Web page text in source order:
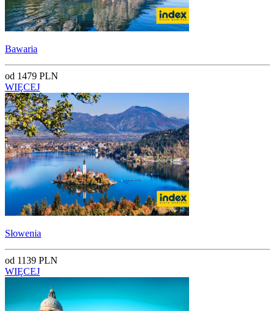
Bawaria
od 1479 PLN
WIĘCEJ
Słowenia
od 1139 PLN
WIĘCEJ